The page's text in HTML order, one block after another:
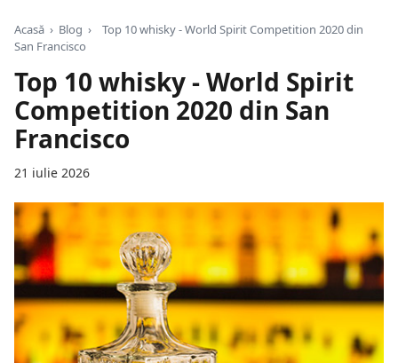
Acasă › Blog ›
Top 10 whisky - World Spirit Competition 2020 din
San Francisco
Top 10 whisky - World Spirit
Competition 2020 din San
Francisco
21 iulie 2026